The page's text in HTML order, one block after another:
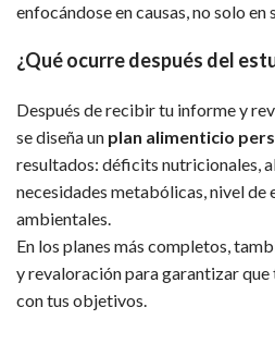
enfocándose en causas, no solo en
¿Qué ocurre después del
Después de recibir tu informe y
se diseña un plan alimenticio
resultados: déficits nutricionales,
necesidades metabólicas, nivel de
ambientales.
En los planes más completos,
y revaloración para garantizar
con tus objetivos.